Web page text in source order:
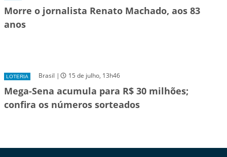
Morre o jornalista Renato Machado, aos 83
anos
LOTERIA Brasil | 15 de julho, 13h46
Mega-Sena acumula para R$ 30 milhões;
confira os números sorteados